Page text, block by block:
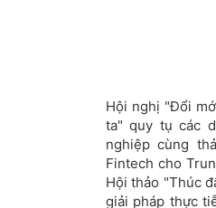
Hội nghị "Đổi
ta" quy tụ các
nghiệp cùng
Fintech cho
Hội thảo "Thúc
giải pháp thực